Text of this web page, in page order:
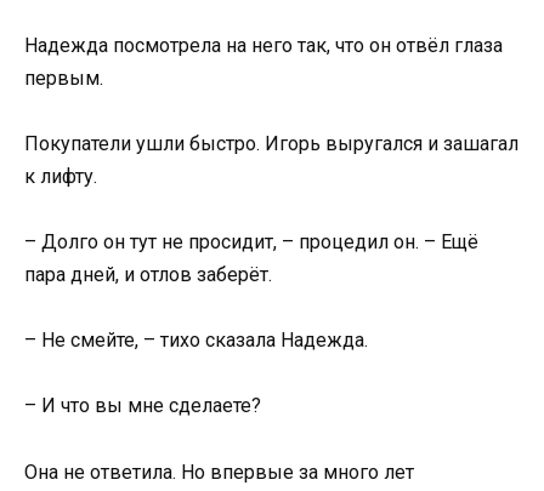
Надежда посмотрела на него так, что он отвёл глаза
первым.
Покупатели ушли быстро. Игорь выругался и зашагал
к лифту.
– Долго он тут не просидит, – процедил он. – Ещё
пара дней, и отлов заберёт.
– Не смейте, – тихо сказала Надежда.
– И что вы мне сделаете?
Она не ответила. Но впервые за много лет